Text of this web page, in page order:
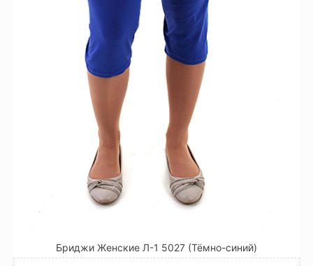
Бриджи Женские Л-1 5027 (Тёмно-синий)